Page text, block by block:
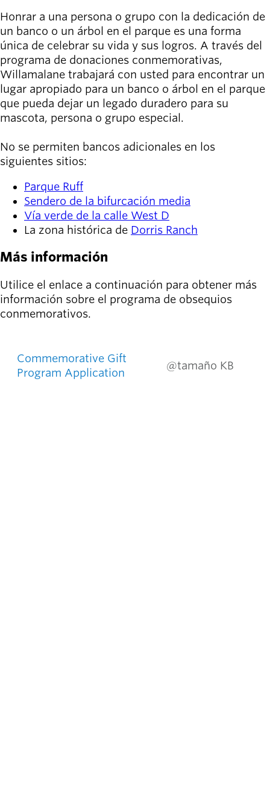
de participar
newsmode
Últimas
noticias
Actualizaciones
desde
Willamalane
menu_book
Guía de
recreación
Su tienda integral
account_circle Inicia sesión
en tu
cuenta.
help Contacta
Willamalane
navigation
About the
district
Find a job
Honrar a una persona o grupo con la dedicación de
un banco o un árbol en el parque es una forma
única de celebrar su vida y sus logros. A través del
programa de donaciones conmemorativas,
Willamalane trabajará con usted para encontrar un
lugar apropiado para un banco o árbol en el parque
que pueda dejar un legado duradero para su
mascota, persona o grupo especial.
No se permiten bancos adicionales en los
siguientes sitios:
Parque Ruff
Sendero de la bifurcación media
Vía verde de la calle West D
La zona histórica de Dorris Ranch
Más información
Utilice el enlace a continuación para obtener más
información sobre el programa de obsequios
conmemorativos.
Commemorative Gift
Program Application
@tamaño KB